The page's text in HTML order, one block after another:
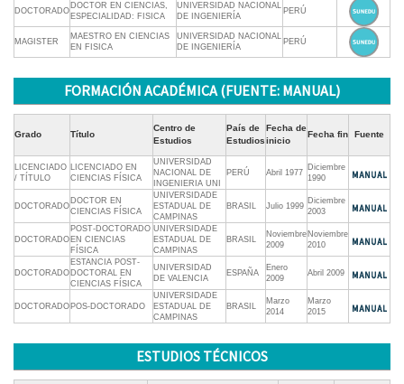
DOCTORADO
DOCTOR EN CIENCIAS,
ESPECIALIDAD: FISICA
UNIVERSIDAD NACIONAL
DE INGENIERÍA
PERÚ
MAGISTER
MAESTRO EN CIENCIAS
EN FISICA
UNIVERSIDAD NACIONAL
DE INGENIERÍA
PERÚ
FORMACIÓN ACADÉMICA (FUENTE: MANUAL)
Grado Título
Centro de
Estudios
País de
Estudios
Fecha de
inicio
Fecha fin Fuente
LICENCIADO
/ TÍTULO
LICENCIADO EN
CIENCIAS FÍSICA
UNIVERSIDAD
NACIONAL DE
INGENIERIA UNI
PERÚ Abril 1977
Diciembre
1990
DOCTORADO
DOCTOR EN
CIENCIAS FÍSICA
UNIVERSIDADE
ESTADUAL DE
CAMPINAS
BRASIL Julio 1999
Diciembre
2003
DOCTORADO
POST-DOCTORADO
EN CIENCIAS
FÍSICA
UNIVERSIDADE
ESTADUAL DE
CAMPINAS
BRASIL
Noviembre
2009
Noviembre
2010
DOCTORADO
ESTANCIA POST-
DOCTORAL EN
CIENCIAS FÍSICA
UNIVERSIDAD
DE VALENCIA
ESPAÑA
Enero
2009
Abril 2009
DOCTORADO POS-DOCTORADO
UNIVERSIDADE
ESTADUAL DE
CAMPINAS
BRASIL
Marzo
2014
Marzo
2015
ESTUDIOS TÉCNICOS